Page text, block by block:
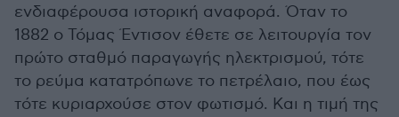
ενδιαφέρουσα ιστορική αναφορά. Όταν το
1882 ο Τόμας Έντισον έθετε σε λειτουργία τον
πρώτο σταθμό παραγωγής ηλεκτρισμού, τότε
το ρεύμα κατατρόπωνε το πετρέλαιο, που έως
τότε κυριαρχούσε στον φωτισμό. Και η τιμή της